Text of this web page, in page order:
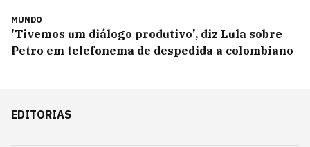
MUNDO
'Tivemos um diálogo produtivo', diz Lula sobre
Petro em telefonema de despedida a colombiano
EDITORIAS